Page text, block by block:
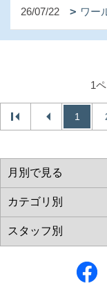
26/07/22 ワー
1
1